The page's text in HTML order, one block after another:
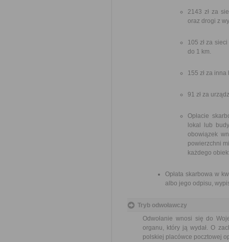
2143 zł za
oraz drogi z
105 zł za
do 1 km.
155 zł za
91 zł za
Opłacie
lokal lub
obowiązek
powierzchni
każdego
Opłata skarbowa w
albo jego odpisu,
Tryb odwoławczy
Odwołanie wnosi się do
organu, który ją wydał. O
polskiej placówce pocztowej